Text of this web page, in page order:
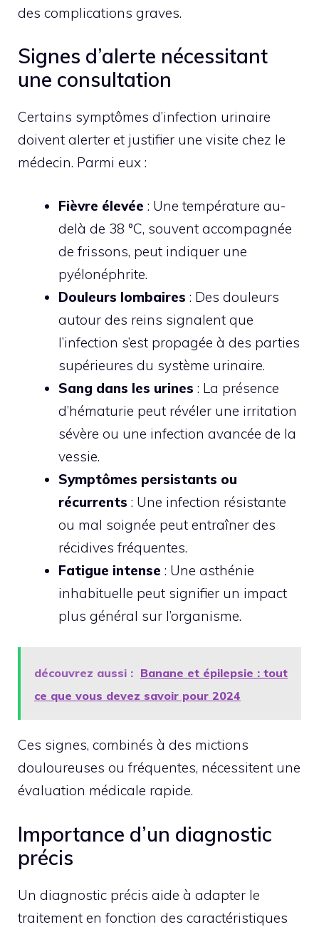
des complications graves.
Signes d’alerte nécessitant
une consultation
Certains symptômes d’infection urinaire
doivent alerter et justifier une visite chez le
médecin. Parmi eux :
Fièvre élevée : Une température au-
delà de 38 °C, souvent accompagnée
de frissons, peut indiquer une
pyélonéphrite.
Douleurs lombaires : Des douleurs
autour des reins signalent que
l’infection s’est propagée à des parties
supérieures du système urinaire.
Sang dans les urines : La présence
d’hématurie peut révéler une irritation
sévère ou une infection avancée de la
vessie.
Symptômes persistants ou
récurrents : Une infection résistante
ou mal soignée peut entraîner des
récidives fréquentes.
Fatigue intense : Une asthénie
inhabituelle peut signifier un impact
plus général sur l’organisme.
découvrez aussi : Banane et épilepsie : tout
ce que vous devez savoir pour 2024
Ces signes, combinés à des mictions
douloureuses ou fréquentes, nécessitent une
évaluation médicale rapide.
Importance d’un diagnostic
précis
Un diagnostic précis aide à adapter le
traitement en fonction des caractéristiques